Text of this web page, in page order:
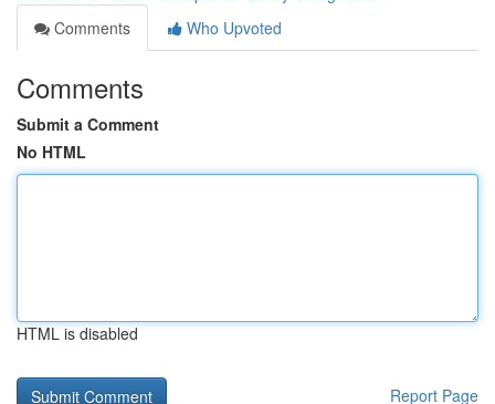
Comments
Who Upvoted
Comments
Submit a Comment
No HTML
HTML is disabled
Report Page